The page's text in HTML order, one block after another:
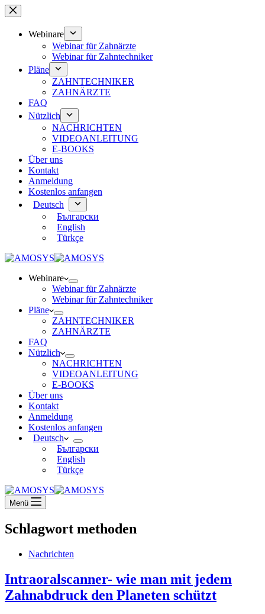
Zum
Inhalt
springenWebinare
Webinar für Zahnärzte
Webinar für Zahntechniker
Pläne
ZAHNTECHNIKER
ZAHNÄRZTE
FAQ
Nützlich
NACHRICHTEN
VIDEOANLEITUNG
E-BOOKS
Über uns
Kontakt
Anmeldung
Kostenlos anfangen
Deutsch
Български
English
Türkçe
Webinare
Webinar für Zahnärzte
Webinar für Zahntechniker
Pläne
ZAHNTECHNIKER
ZAHNÄRZTE
FAQ
Nützlich
NACHRICHTEN
VIDEOANLEITUNG
E-BOOKS
Über uns
Kontakt
Anmeldung
Kostenlos anfangen
Deutsch
Български
English
Türkçe
Menü
Schlagwort methoden
Nachrichten
Intraoralscanner- wie man mit jedem
Zahnabdruck den Planeten schützt